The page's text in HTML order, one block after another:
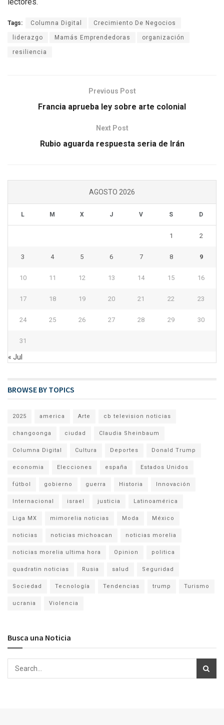
lectores.
Tags: Columna Digital Crecimiento De Negocios
liderazgo Mamás Emprendedoras organización
resiliencia
Previous Post
Francia aprueba ley sobre arte colonial
Next Post
Rubio aguarda respuesta seria de Irán
AGOSTO 2026
L M X J V S D
1 2
3 4 5 6 7 8 9
10 11 12 13 14 15 16
17 18 19 20 21 22 23
24 25 26 27 28 29 30
31
« Jul
BROWSE BY TOPICS
2025 america Arte cb television noticias
changoonga ciudad Claudia Sheinbaum
Columna Digital Cultura Deportes Donald Trump
economia Elecciones españa Estados Unidos
fútbol gobierno guerra Historia Innovación
Internacional israel justicia Latinoamérica
Liga MX mimorelia noticias Moda México
noticias noticias michoacan noticias morelia
noticias morelia ultima hora Opinion politica
quadratin noticias Rusia salud Seguridad
Sociedad Tecnología Tendencias trump Turismo
ucrania Violencia
Busca una Noticia